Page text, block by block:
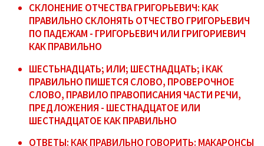
СКЛОНЕНИЕ ОТЧЕСТВА ГРИГОРЬЕВИЧ: КАК
ПРАВИЛЬНО СКЛОНЯТЬ ОТЧЕСТВО ГРИГОРЬЕВИЧ
ПО ПАДЕЖАМ - ГРИГОРЬЕВИЧ ИЛИ ГРИГОРИЕВИЧ
КАК ПРАВИЛЬНО
ШЕСТЬНАДЦАТЬ; ИЛИ; ШЕСТНАДЦАТЬ; ℹ️ КАК
ПРАВИЛЬНО ПИШЕТСЯ СЛОВО, ПРОВЕРОЧНОЕ
СЛОВО, ПРАВИЛО ПРАВОПИСАНИЯ ЧАСТИ РЕЧИ,
ПРЕДЛОЖЕНИЯ - ШЕСТНАДЦАТОЕ ИЛИ
ШЕСТНАДЦАТОЕ КАК ПРАВИЛЬНО
ОТВЕТЫ: КАК ПРАВИЛЬНО ГОВОРИТЬ: МАКАРОНСЫ